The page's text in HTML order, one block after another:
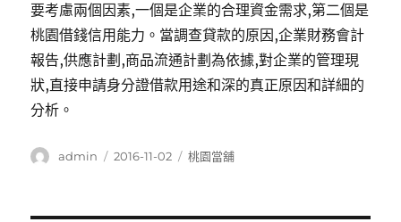
要考慮兩個因素,一個是企業的合理資金需求,第二個是
桃園借錢信用能力。當調查貸款的原因,企業財務會計
報告,供應計劃,商品流通計劃為依據,對企業的管理現
狀,直接申請身分證借款用途和深的真正原因和詳細的
分析。
作
admin
發
2016-11-02
分
桃園當舖